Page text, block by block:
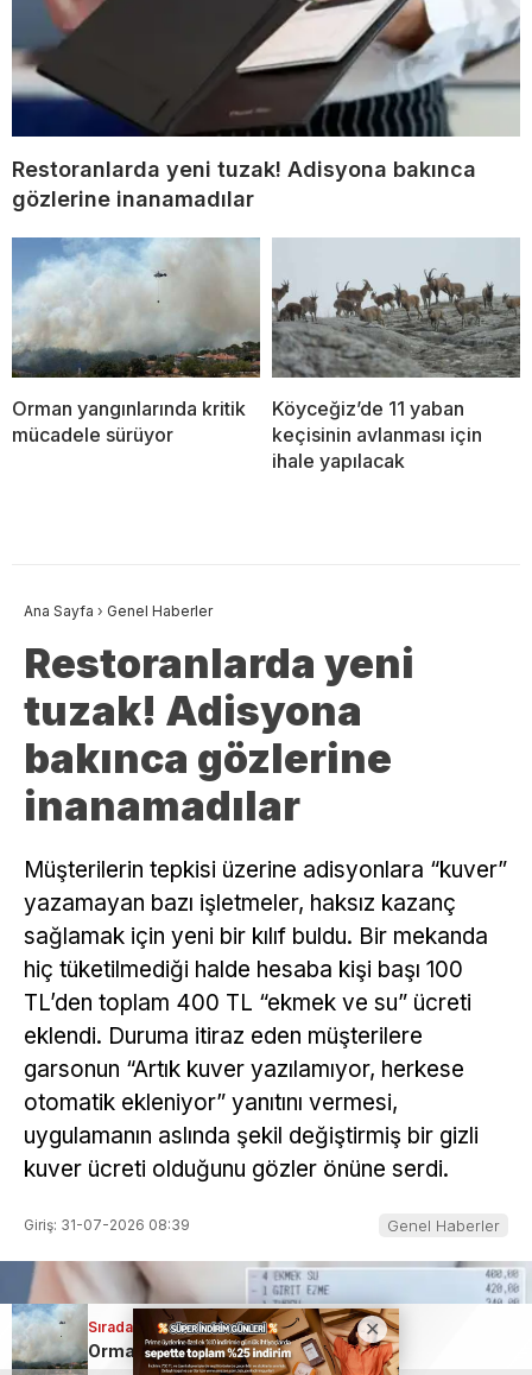
Sıradaki Haber
Konut mağdurlarına Yargıtay’dan emsal nitelikte karar!
Restoranlarda yeni tuzak! Adisyona bakınca
gözlerine inanamadılar
Orman yangınlarında kritik
mücadele sürüyor
Köyceğiz’de 11 yaban
keçisinin avlanması için
ihale yapılacak
Ana Sayfa › Genel Haberler
Restoranlarda yeni
tuzak! Adisyona
bakınca gözlerine
inanamadılar
Müşterilerin tepkisi üzerine adisyonlara “kuver”
yazamayan bazı işletmeler, haksız kazanç
sağlamak için yeni bir kılıf buldu. Bir mekanda
hiç tüketilmediği halde hesaba kişi başı 100
TL’den toplam 400 TL “ekmek ve su” ücreti
eklendi. Duruma itiraz eden müşterilere
garsonun “Artık kuver yazılamıyor, herkese
otomatik ekleniyor” yanıtını vermesi,
uygulamanın aslında şekil değiştirmiş bir gizli
kuver ücreti olduğunu gözler önüne serdi.
Giriş: 31-07-2026 08:39 Genel Haberler
Sıradaki Haber
Orman yangınlarında kritik mücadele sürüyor